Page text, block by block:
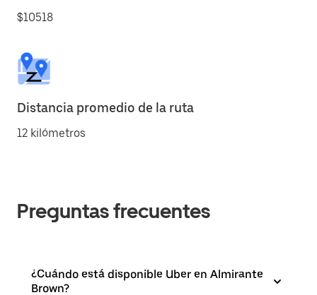
$10518
Distancia promedio de la ruta
12 kilómetros
Preguntas frecuentes
¿Cuándo está disponible Uber en Almirante
Brown?